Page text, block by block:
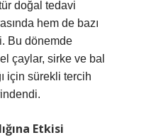
doğal tedavi
hem de bazı
Bu dönemde
çaylar, sirke ve bal
için sürekli tercih
Etkisi